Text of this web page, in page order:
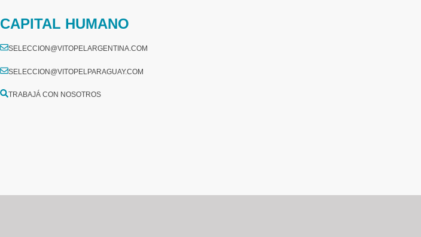
CAPITAL HUMANO
SELECCION@VITOPELARGENTINA.COM
SELECCION@VITOPELPARAGUAY.COM
TRABAJÁ CON NOSOTROS